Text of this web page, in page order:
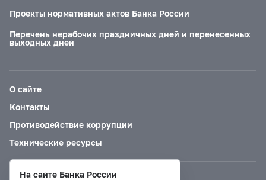
Проекты нормативных актов Банка России
Перечень нерабочих праздничных дней и перенесенных
выходных дней
О сайте
Контакты
Противодействие коррупции
Технические ресурсы
На сайте Банка России